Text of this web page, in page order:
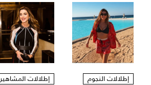
إطلالات النجوم إطلالات المشاهير